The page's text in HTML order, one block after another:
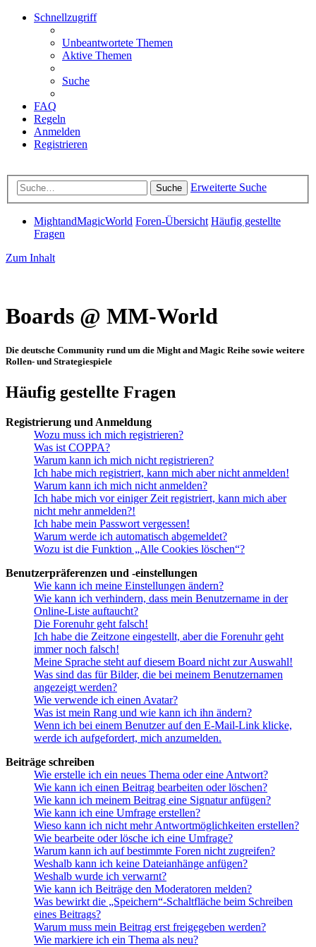
Schnellzugriff
Unbeantwortete Themen
Aktive Themen
Suche
FAQ
Regeln
Anmelden
Registrieren
Suche Erweiterte Suche
MightandMagicWorld Foren-Übersicht Häufig gestellte
Fragen
Zum Inhalt
Boards @ MM-World
Die deutsche Community rund um die Might and Magic Reihe sowie weitere
Rollen- und Strategiespiele
Häufig gestellte Fragen
Registrierung und Anmeldung
Wozu muss ich mich registrieren?
Was ist COPPA?
Warum kann ich mich nicht registrieren?
Ich habe mich registriert, kann mich aber nicht anmelden!
Warum kann ich mich nicht anmelden?
Ich habe mich vor einiger Zeit registriert, kann mich aber
nicht mehr anmelden?!
Ich habe mein Passwort vergessen!
Warum werde ich automatisch abgemeldet?
Wozu ist die Funktion „Alle Cookies löschen“?
Benutzerpräferenzen und -einstellungen
Wie kann ich meine Einstellungen ändern?
Wie kann ich verhindern, dass mein Benutzername in der
Online-Liste auftaucht?
Die Forenuhr geht falsch!
Ich habe die Zeitzone eingestellt, aber die Forenuhr geht
immer noch falsch!
Meine Sprache steht auf diesem Board nicht zur Auswahl!
Was sind das für Bilder, die bei meinem Benutzernamen
angezeigt werden?
Wie verwende ich einen Avatar?
Was ist mein Rang und wie kann ich ihn ändern?
Wenn ich bei einem Benutzer auf den E-Mail-Link klicke,
werde ich aufgefordert, mich anzumelden.
Beiträge schreiben
Wie erstelle ich ein neues Thema oder eine Antwort?
Wie kann ich einen Beitrag bearbeiten oder löschen?
Wie kann ich meinem Beitrag eine Signatur anfügen?
Wie kann ich eine Umfrage erstellen?
Wieso kann ich nicht mehr Antwortmöglichkeiten erstellen?
Wie bearbeite oder lösche ich eine Umfrage?
Warum kann ich auf bestimmte Foren nicht zugreifen?
Weshalb kann ich keine Dateianhänge anfügen?
Weshalb wurde ich verwarnt?
Wie kann ich Beiträge den Moderatoren melden?
Was bewirkt die „Speichern“-Schaltfläche beim Schreiben
eines Beitrags?
Warum muss mein Beitrag erst freigegeben werden?
Wie markiere ich ein Thema als neu?